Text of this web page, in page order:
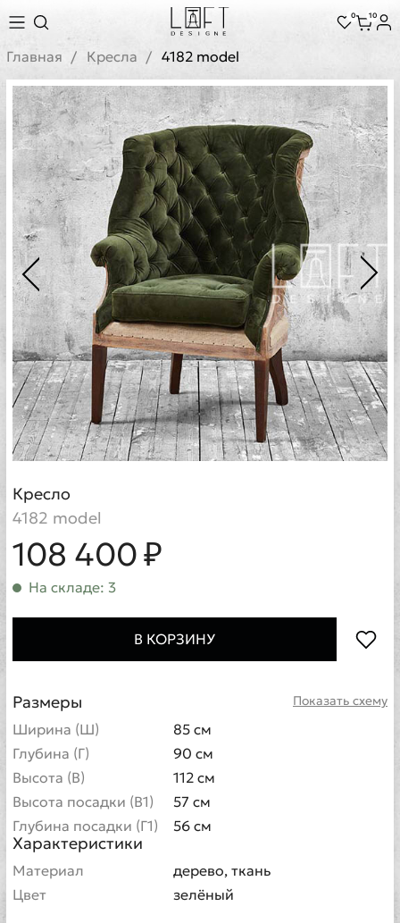
0 10
Главная Кресла 4182 model
Кресло
4182 model
108 400 ₽
На складе: 3
В КОРЗИНУ
Показать схему
Размеры
Ширина (Ш)
85 см
Глубина (Г)
90 см
Высота (В)
112 см
Высота посадки (В1)
57 см
Глубина посадки (Г1)
56 см
Характеристики
Материал
дерево, ткань
Цвет
зелёный